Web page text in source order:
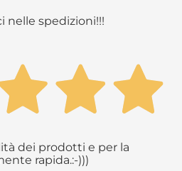
nelle spedizioni!!!
dei prodotti e per la
rapida.:-)))